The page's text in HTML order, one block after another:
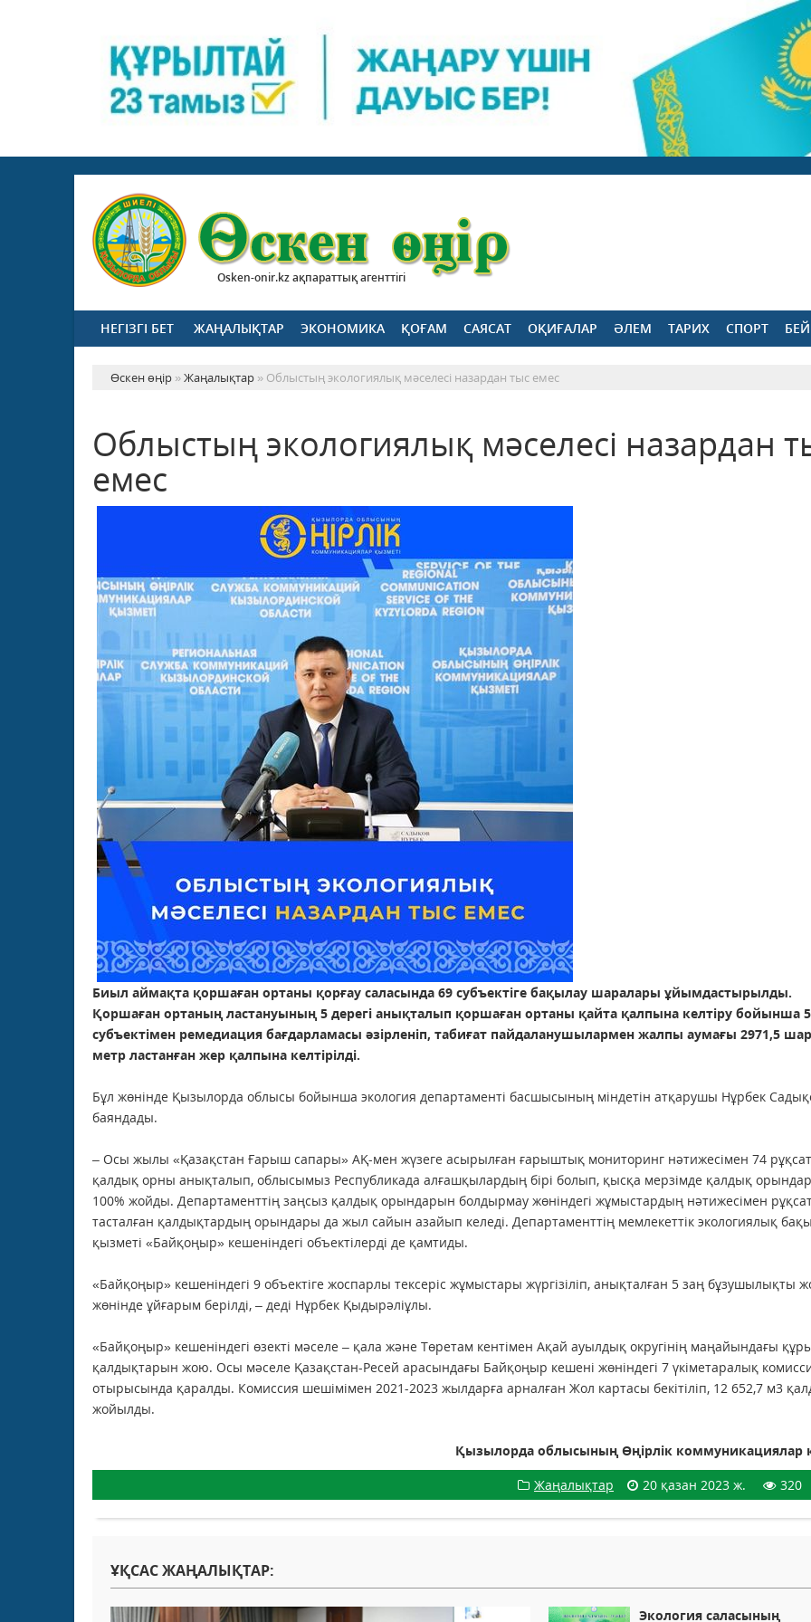
Osken-onir.kz ақпараттық агенттігі
НЕГІЗГІ БЕТ ЖАҢАЛЫҚТАР ЭКОНОМИКА ҚОҒАМ САЯСАТ ОҚИҒАЛАР ӘЛЕМ ТАРИХ СПОРТ
Өскен өңір »Жаңалықтар » Облыстың экологиялық мәселесі назардан тыс емес
Облыстың экологиялық мәселесі назардан
емес
Биыл аймақта қоршаған ортаны қорғау саласында 69 субъектіге бақылау шаралары ұйымдастырылды.
Қоршаған ортаның ластануының 5 дерегі анықталып қоршаған ортаны қайта қалпына келтіру бойынша 5
субъектімен ремедиация бағдарламасы әзірленіп, табиғат пайдаланушылармен жалпы аумағы 2971,5
метр ластанған жер қалпына келтірілді.
Бұл жөнінде Қызылорда облысы бойынша экология департаменті басшысының міндетін атқарушы Нұрбек
баяндады.
– Осы жылы «Қазақстан Ғарыш сапары» АҚ-мен жүзеге асырылған ғарыштық мониторинг нәтижесімен 74
қалдық орны анықталып, облысымыз Республикада алғашқылардың бірі болып, қысқа мерзімде қалдық
100% жойды. Департаменттің заңсыз қалдық орындарын болдырмау жөніндегі жұмыстардың нәтижесімен
тасталған қалдықтардың орындары да жыл сайын азайып келеді. Департаменттің мемлекеттік экологиялық
қызметі «Байқоңыр» кешеніндегі объектілерді де қамтиды.
«Байқоңыр» кешеніндегі 9 объектіге жоспарлы тексеріс жұмыстары жүргізіліп, анықталған 5 заң бұзушылықты
жөнінде ұйғарым берілді, – деді Нұрбек Қыдырәліұлы.
«Байқоңыр» кешеніндегі өзекті мәселе – қала және Төретам кентімен Ақай ауылдық округінің маңайындағы
қалдықтарын жою. Осы мәселе Қазақстан-Ресей арасындағы Байқоңыр кешені жөніндегі 7 үкіметаралық
отырысында қаралды. Комиссия шешімімен 2021-2023 жылдарға арналған Жол картасы бекітіліп, 12 652,7 м3
жойылды.
Қызылорда облысының Өңірлік коммуникациялар
Жаңалықтар
20 қазан 2023 ж. 320
ҰҚСАС ЖАҢАЛЫҚТАР:
Экология саласының